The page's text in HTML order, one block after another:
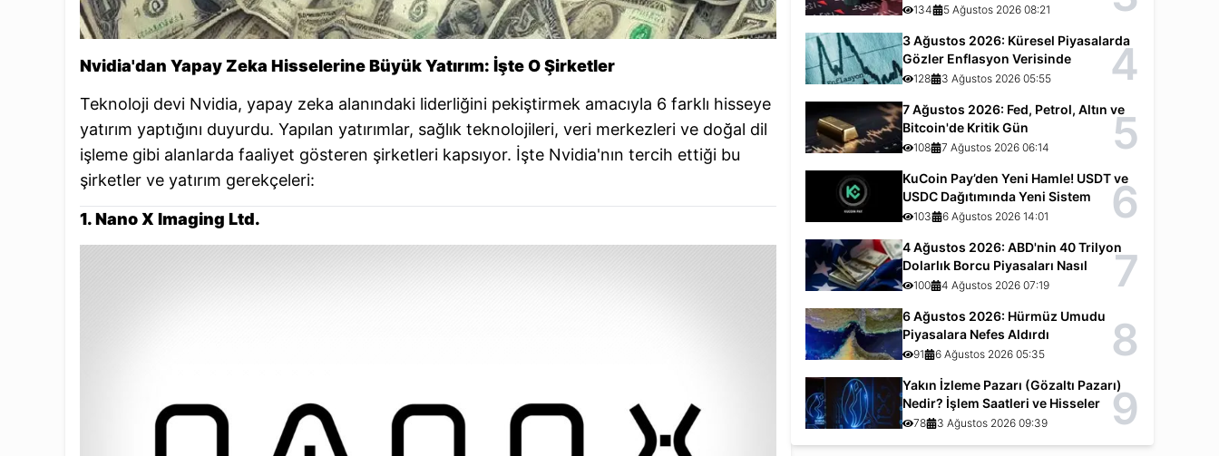
Nvidia'dan Yapay Zeka Hisselerine Büyük Yatırım: İşte O Şirketler
Teknoloji devi Nvidia, yapay zeka alanındaki liderliğini pekiştirmek amacıyla 6 farklı hisseye
yatırım yaptığını duyurdu. Yapılan yatırımlar, sağlık teknolojileri, veri merkezleri ve doğal dil
işleme gibi alanlarda faaliyet gösteren şirketleri kapsıyor. İşte Nvidia'nın tercih ettiği bu
şirketler ve yatırım gerekçeleri:
1. Nano X Imaging Ltd.
134 5 Ağustos 2026 08:21
3 Ağustos 2026: Küresel Piyasalarda
Gözler Enflasyon Verisinde
128 3 Ağustos 2026 05:55 4
7 Ağustos 2026: Fed, Petrol, Altın ve
Bitcoin'de Kritik Gün
108 7 Ağustos 2026 06:14 5
KuCoin Pay’den Yeni Hamle! USDT ve
USDC Dağıtımında Yeni Sistem
103 6 Ağustos 2026 14:01 6
4 Ağustos 2026: ABD'nin 40 Trilyon
Dolarlık Borcu Piyasaları Nasıl
Etkiliyor?
100 4 Ağustos 2026 07:19 7
6 Ağustos 2026: Hürmüz Umudu
Piyasalara Nefes Aldırdı
91 6 Ağustos 2026 05:35 8
Yakın İzleme Pazarı (Gözaltı Pazarı)
Nedir? İşlem Saatleri ve Hisseler
78 3 Ağustos 2026 09:39 9